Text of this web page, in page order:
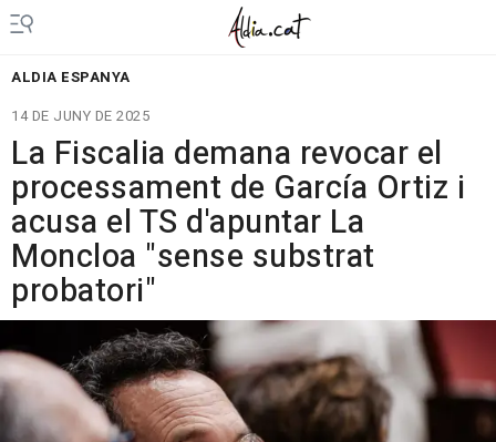
ALDIA ESPANYA
14 DE JUNY DE 2025
La Fiscalia demana revocar el
processament de García Ortiz i
acusa el TS d'apuntar La
Moncloa "sense substrat
probatori"